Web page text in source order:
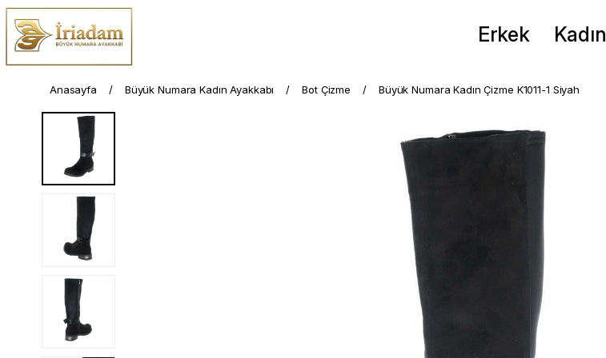
Erkek Kadın
Anasayfa Büyük Numara Kadın Ayakkabı Bot Çizme Büyük Numara Kadın Çizme K1011-1 Siyah